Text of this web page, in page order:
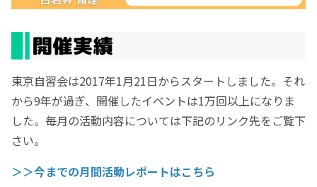
東京自習会は2017年1月21日からスタートしました。それ
から9年が過ぎ、開催したイベントは1万回以上になりま
した。毎月の活動内容については下記のリンク先をご覧下
さい。
＞＞今までの月間活動レポートはこちら